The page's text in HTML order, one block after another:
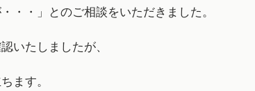
・・」とのご相談をいただきました。
いたしましたが、
ます。